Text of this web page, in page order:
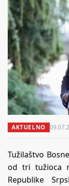
AKTUELNO
Tužilaštvo
od tri tužioca
Republike